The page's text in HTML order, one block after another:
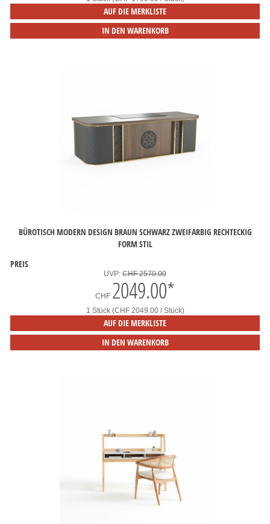
AUF DIE MERKLISTE
IN DEN WARENKORB
BÜROTISCH MODERN DESIGN BRAUN SCHWARZ ZWEIFARBIG RECHTECKIG
FORM STIL
PREIS
UVP: CHF 2570.00
CHF 2049.00*
1 Stück (CHF 2049.00 / Stück)
AUF DIE MERKLISTE
IN DEN WARENKORB